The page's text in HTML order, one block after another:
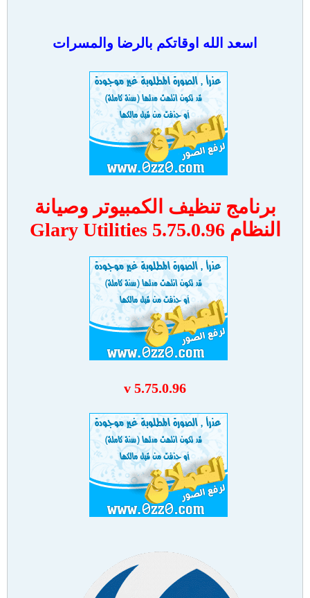
اسعد الله اوقاتكم بالرضا والمسرات
برنامج تنظيف الكمبيوتر وصيانة
النظام Glary Utilities 5.75.0.96
v 5.75.0.96